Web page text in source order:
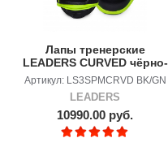
Лапы тренерские
LEADERS CURVED чёрно-
зелёные
Артикул: LS3SPMCRVD BK/GN
LEADERS
10990.00 руб.